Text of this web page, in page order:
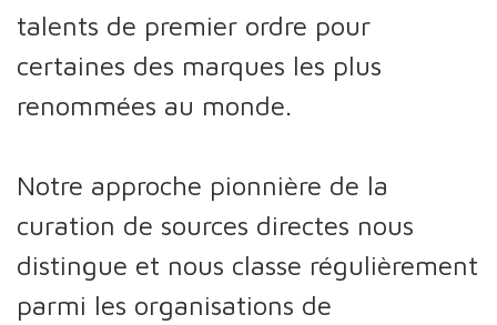
talents de premier ordre pour
certaines des marques les plus
renommées au monde.
Notre approche pionnière de la
curation de sources directes nous
distingue et nous classe régulièrement
parmi les organisations de